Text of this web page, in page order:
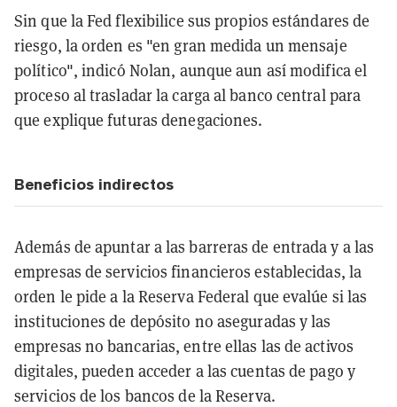
Sin que la Fed flexibilice sus propios estándares de
riesgo, la orden es "en gran medida un mensaje
político", indicó Nolan, aunque aun así modifica el
proceso al trasladar la carga al banco central para
que explique futuras denegaciones.
Beneficios indirectos
Además de apuntar a las barreras de entrada y a las
empresas de servicios financieros establecidas, la
orden le pide a la Reserva Federal que evalúe si las
instituciones de depósito no aseguradas y las
empresas no bancarias, entre ellas las de activos
digitales, pueden acceder a las cuentas de pago y
servicios de los bancos de la Reserva.